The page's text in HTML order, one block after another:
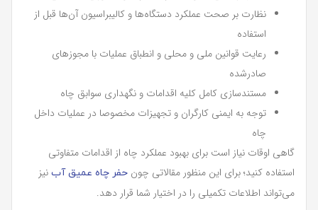
نظارت بر صحت عملکرد دستگاه‌ها و کالیبراسیون آن‌ها قبل از
استفاده
رعایت قوانین ملی و محلی و انطباق عملیات با مجوزهای
صادرشده
مستندسازی کامل کلیه اقدامات و نگهداری سوابق چاه
توجه به ایمنی کارگران و تجهیزات مخصوصا در عملیات داخل
چاه
گاهی اوقات نیاز است برای بهبود عملکرد چاه از اقدامات متفاوتی
استفاده کنید؛ برای این منظور مقالاتی چون حفر چاه عمیق آب نیز
می‌تواند اطلاعات تکمیلی را در اختیار شما قرار دهد.